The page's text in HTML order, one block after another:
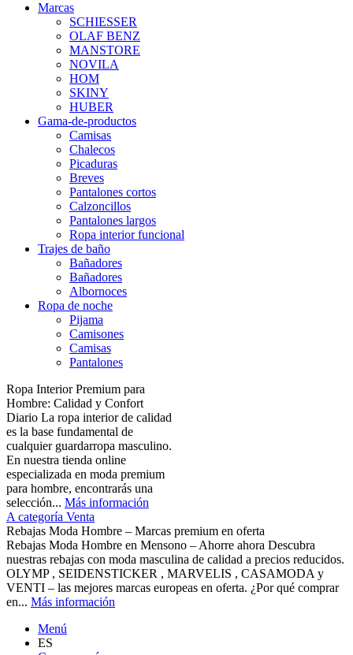
Marcas
SCHIESSER
OLAF BENZ
MANSTORE
NOVILA
HOM
SKINY
HUBER
Gama-de-productos
Camisas
Chalecos
Picaduras
Breves
Pantalones cortos
Calzoncillos
Pantalones largos
Ropa interior funcional
Trajes de baño
Bañadores
Bañadores
Albornoces
Ropa de noche
Pijama
Camisones
Camisas
Pantalones
Ropa Interior Premium para
Hombre: Calidad y Confort
Diario La ropa interior de calidad
es la base fundamental de
cualquier guardarropa masculino.
En nuestra tienda online
especializada en moda premium
para hombre, encontrarás una
selección... Más información
A categoría Venta
Rebajas Moda Hombre – Marcas premium en oferta
Rebajas Moda Hombre en Mensono – Ahorre ahora Descubra
nuestras rebajas con moda masculina de calidad a precios reducidos.
OLYMP , SEIDENSTICKER , MARVELIS , CASAMODA y
VENTI – las mejores marcas europeas en oferta. ¿Por qué comprar
en... Más información
Menú
ES